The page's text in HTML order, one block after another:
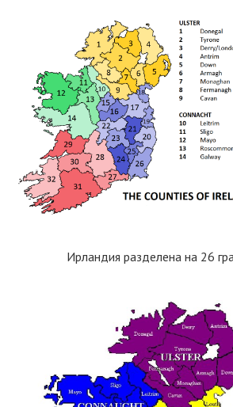
Ирландия разделена на 26